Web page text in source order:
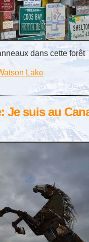
dans cette forêt
Lake
Je suis au